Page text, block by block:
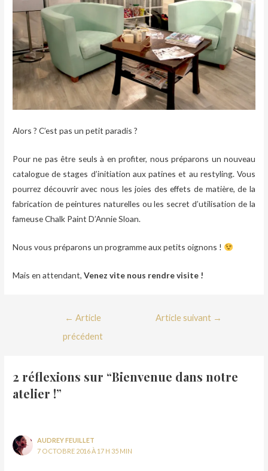
Alors ? C’est pas un petit paradis ?
Pour ne pas être seuls à en profiter, nous préparons un nouveau
catalogue de stages d’initiation aux patines et au restyling. Vous
pourrez découvrir avec nous les joies des effets de matière, de la
fabrication de peintures naturelles ou les secret d’utilisation de la
fameuse Chalk Paint D’Annie Sloan.
Nous vous préparons un programme aux petits oignons !
Mais en attendant,Venez vite nous rendre visite !
← Article
précédent
Article suivant →
2 réflexions sur “Bienvenue dans notre
atelier !”
AUDREY FEUILLET
7 OCTOBRE 2016 À 17 H 35 MIN